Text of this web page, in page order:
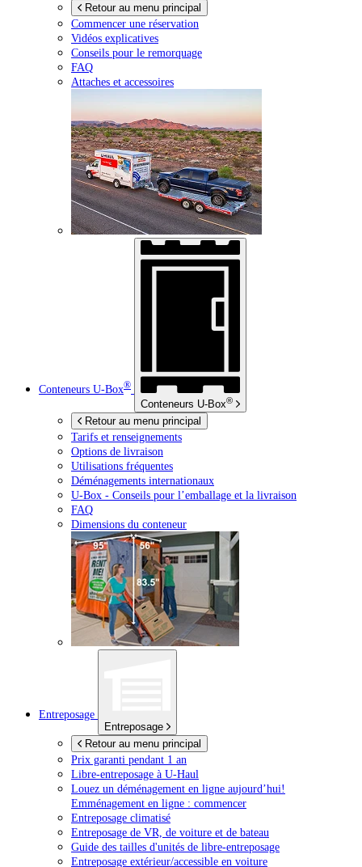
Retour au menu principal
Commencer une réservation
Vidéos explicatives
Conseils pour le remorquage
FAQ
Attaches et accessoires
Conteneurs U-Box®
Conteneurs U-Box®
Retour au menu principal
Tarifs et renseignements
Options de livraison
Utilisations fréquentes
Déménagements internationaux
U-Box - Conseils pour l’emballage et la livraison
FAQ
Dimensions du conteneur
Entreposage
Entreposage
Retour au menu principal
Prix garanti pendant 1 an
Libre-entreposage à U-Haul
Louez un déménagement en ligne aujourd’hui!
Emménagement en ligne : commencer
Entreposage climatisé
Entreposage de VR, de voiture et de bateau
Guide des tailles d'unités de libre-entreposage
Entreposage extérieur/accessible en voiture